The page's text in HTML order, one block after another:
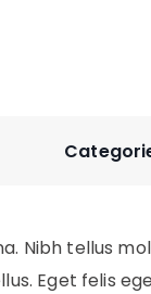
Nibh tellus
Eget felis